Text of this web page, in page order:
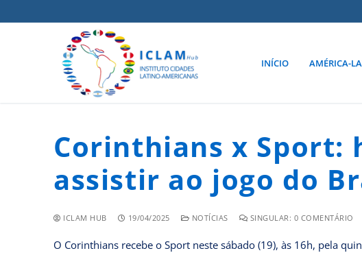
INÍCIO AMÉRICA-
Corinthians x Sport:
assistir ao jogo do
ICLAM HUB 19/04/2025 NOTÍCIAS SINGULAR: 0 COMENTÁRIO
O Corinthians recebe o Sport neste sábado (19), às 16h, pela